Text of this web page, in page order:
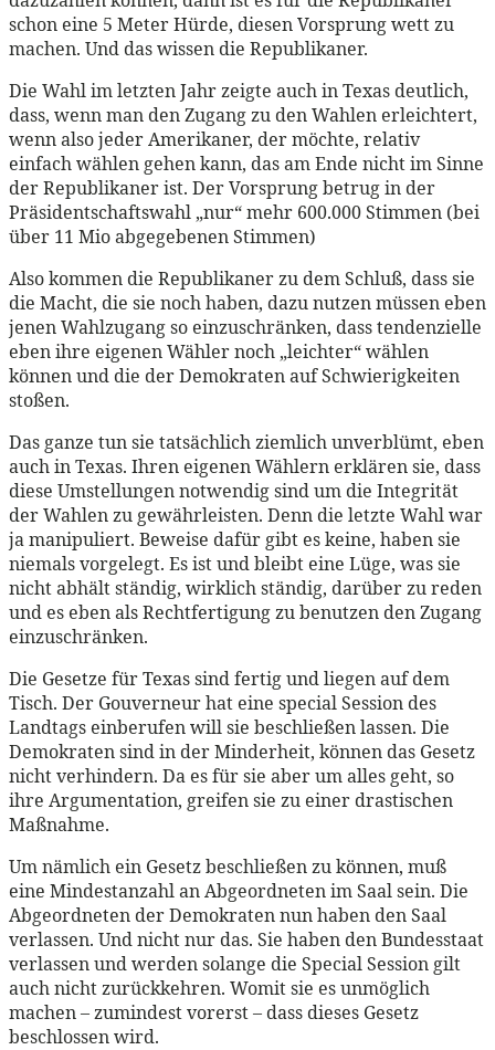
schon eine 5 Meter Hürde, diesen Vorsprung wett zu
machen. Und das wissen die Republikaner.
Die Wahl im letzten Jahr zeigte auch in Texas deutlich,
dass, wenn man den Zugang zu den Wahlen erleichtert,
wenn also jeder Amerikaner, der möchte, relativ
einfach wählen gehen kann, das am Ende nicht im Sinne
der Republikaner ist. Der Vorsprung betrug in der
Präsidentschaftswahl „nur“ mehr 600.000 Stimmen (bei
über 11 Mio abgegebenen Stimmen)
Also kommen die Republikaner zu dem Schluß, dass sie
die Macht, die sie noch haben, dazu nutzen müssen eben
jenen Wahlzugang so einzuschränken, dass tendenzielle
eben ihre eigenen Wähler noch „leichter“ wählen
können und die der Demokraten auf Schwierigkeiten
stoßen.
Das ganze tun sie tatsächlich ziemlich unverblümt, eben
auch in Texas. Ihren eigenen Wählern erklären sie, dass
diese Umstellungen notwendig sind um die Integrität
der Wahlen zu gewährleisten. Denn die letzte Wahl war
ja manipuliert. Beweise dafür gibt es keine, haben sie
niemals vorgelegt. Es ist und bleibt eine Lüge, was sie
nicht abhält ständig, wirklich ständig, darüber zu reden
und es eben als Rechtfertigung zu benutzen den Zugang
einzuschränken.
Die Gesetze für Texas sind fertig und liegen auf dem
Tisch. Der Gouverneur hat eine special Session des
Landtags einberufen will sie beschließen lassen. Die
Demokraten sind in der Minderheit, können das Gesetz
nicht verhindern. Da es für sie aber um alles geht, so
ihre Argumentation, greifen sie zu einer drastischen
Maßnahme.
Um nämlich ein Gesetz beschließen zu können, muß
eine Mindestanzahl an Abgeordneten im Saal sein. Die
Abgeordneten der Demokraten nun haben den Saal
verlassen. Und nicht nur das. Sie haben den Bundesstaat
verlassen und werden solange die Special Session gilt
auch nicht zurückkehren. Womit sie es unmöglich
machen – zumindest vorerst – dass dieses Gesetz
beschlossen wird.